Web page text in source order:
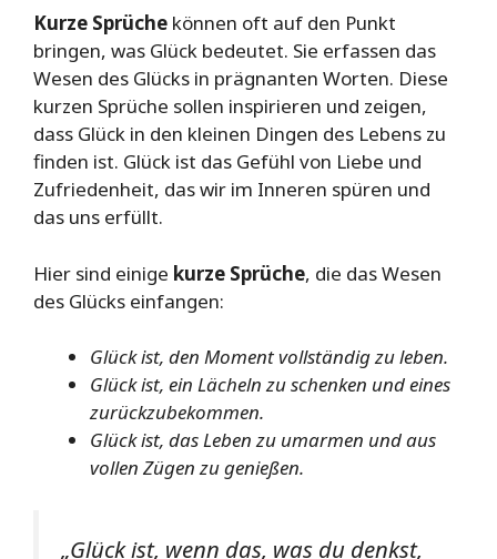
Kurze Sprüche können oft auf den Punkt
bringen, was Glück bedeutet. Sie erfassen das
Wesen des Glücks in prägnanten Worten. Diese
kurzen Sprüche sollen inspirieren und zeigen,
dass Glück in den kleinen Dingen des Lebens zu
finden ist. Glück ist das Gefühl von Liebe und
Zufriedenheit, das wir im Inneren spüren und
das uns erfüllt.
Hier sind einige kurze Sprüche, die das Wesen
des Glücks einfangen:
Glück ist, den Moment vollständig zu leben.
Glück ist, ein Lächeln zu schenken und eines
zurückzubekommen.
Glück ist, das Leben zu umarmen und aus
vollen Zügen zu genießen.
„Glück ist, wenn das, was du denkst,